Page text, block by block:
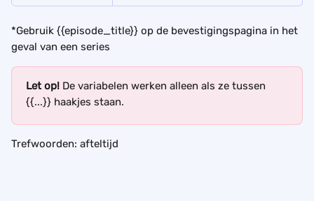
*Gebruik {{episode_title}} op de bevestigingspagina in het
geval van een series
Let op! De variabelen werken alleen als ze tussen
{{...}} haakjes staan.
Trefwoorden: afteltijd